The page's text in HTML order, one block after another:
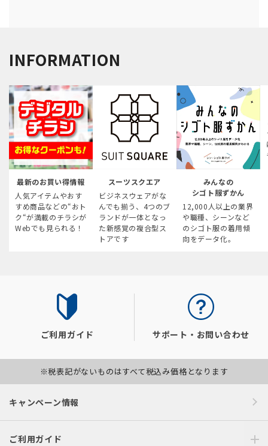
INFORMATION
最新のお買い得情報
人気アイテムやおす
すめ商品などの“おト
ク“が満載のチラシが
Webでも見られる！
スーツスクエア
ビジネスウェアがな
んでも揃う、4つのブ
ランドが一体となっ
た新感覚の複合型ス
トアです
みんなの
シゴト服ずかん
12,000人以上の業界
や職種、シーンなど
のシゴト服の着用傾
向をデータ化。
ご利用ガイド サポート・お問い合わせ
※税表記がないものはすべて税込み価格となります
キャンペーン情報
ご利用ガイド